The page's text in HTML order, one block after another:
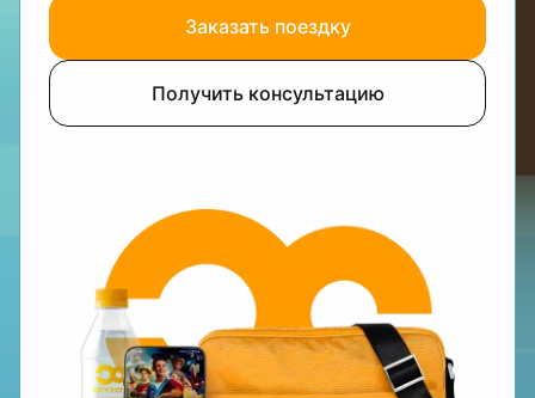
Заказать поездку
Получить консультацию